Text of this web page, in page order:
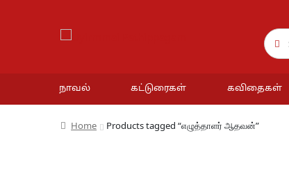
Search
for:
Search
நாவல் கட்டுரைகள் கவிதைகள்
Home Products tagged “எழுத்தாளர் ஆதவன்”